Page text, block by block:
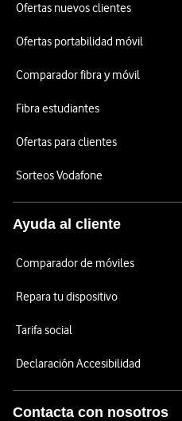
Ofertas nuevos clientes
Ofertas portabilidad móvil
Comparador fibra y móvil
Fibra estudiantes
Ofertas para clientes
Sorteos Vodafone
Ayuda al cliente
Comparador de móviles
Repara tu dispositivo
Tarifa social
Declaración Accesibilidad
Contacta con nosotros